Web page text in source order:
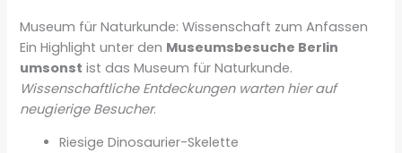
Museum für Naturkunde: Wissenschaft zum Anfassen
Ein Highlight unter den Museumsbesuche Berlin
umsonst ist das Museum für Naturkunde.
Wissenschaftliche Entdeckungen warten hier auf
neugierige Besucher.
Riesige Dinosaurier-Skelette